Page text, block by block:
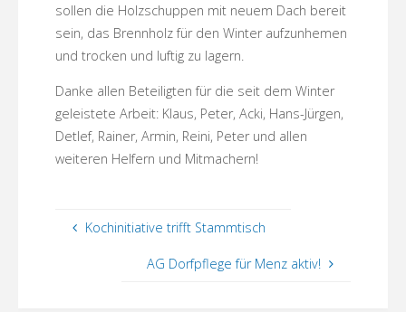
sollen die Holzschuppen mit neuem Dach bereit
sein, das Brennholz für den Winter aufzunhemen
und trocken und luftig zu lagern.
Danke allen Beteiligten für die seit dem Winter
geleistete Arbeit: Klaus, Peter, Acki, Hans-Jürgen,
Detlef, Rainer, Armin, Reini, Peter und allen
weiteren Helfern und Mitmachern!
Kochinitiative trifft Stammtisch
AG Dorfpflege für Menz aktiv!